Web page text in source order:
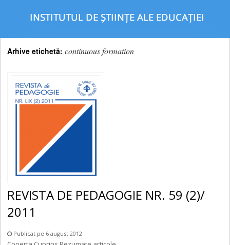
Arhive etichetă:continuous formation
REVISTA DE PEDAGOGIE NR. 59 (2)/
2011
Publicat pe 6 august 2012